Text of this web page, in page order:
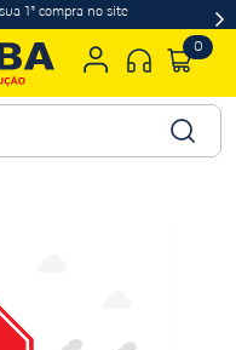
1ª compra no site
0